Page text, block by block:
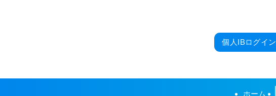
個人IBログイン
ホーム